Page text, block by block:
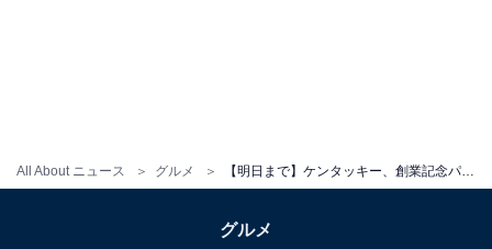
All About ニュース グルメ
グルメ